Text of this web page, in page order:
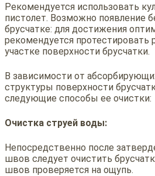
Рекомендуется использовать
пистолет. Возможно появление
брусчатке: для достижения
рекомендуется протестировать
участке поверхности брусчатки.
В зависимости от
структуры поверхности
следующие способы ее очистки:
Очистка струей воды:
Непосредственно после
швов следует очистить
швов проверяется на ощупь.